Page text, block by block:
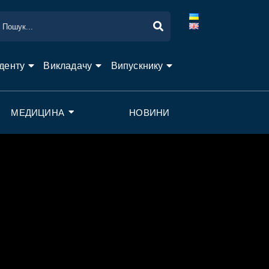
Викладачу Випускнику
МЕДИЦИНА НОВИНИ